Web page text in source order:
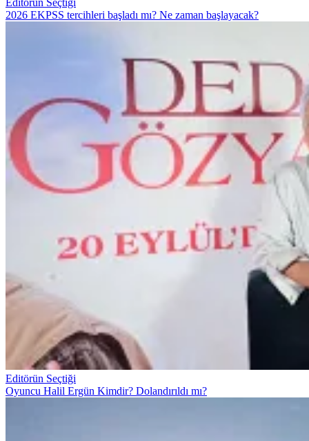
Editörün Seçtiği
2026 EKPSS tercihleri başladı mı? Ne zaman başlayacak?
Editörün Seçtiği
Oyuncu Halil Ergün Kimdir? Dolandırıldı mı?